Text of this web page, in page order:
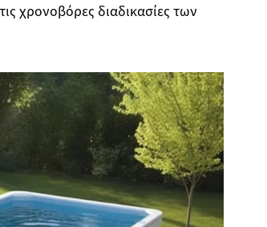
χρονοβόρες διαδικασίες των